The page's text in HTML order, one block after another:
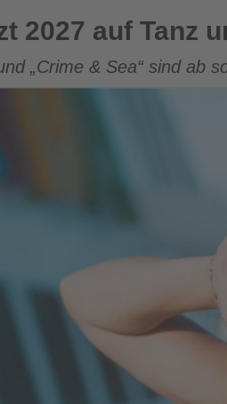
Tanz und True Crime
2027 auf Tanz
„Crime & Sea“ sind ab